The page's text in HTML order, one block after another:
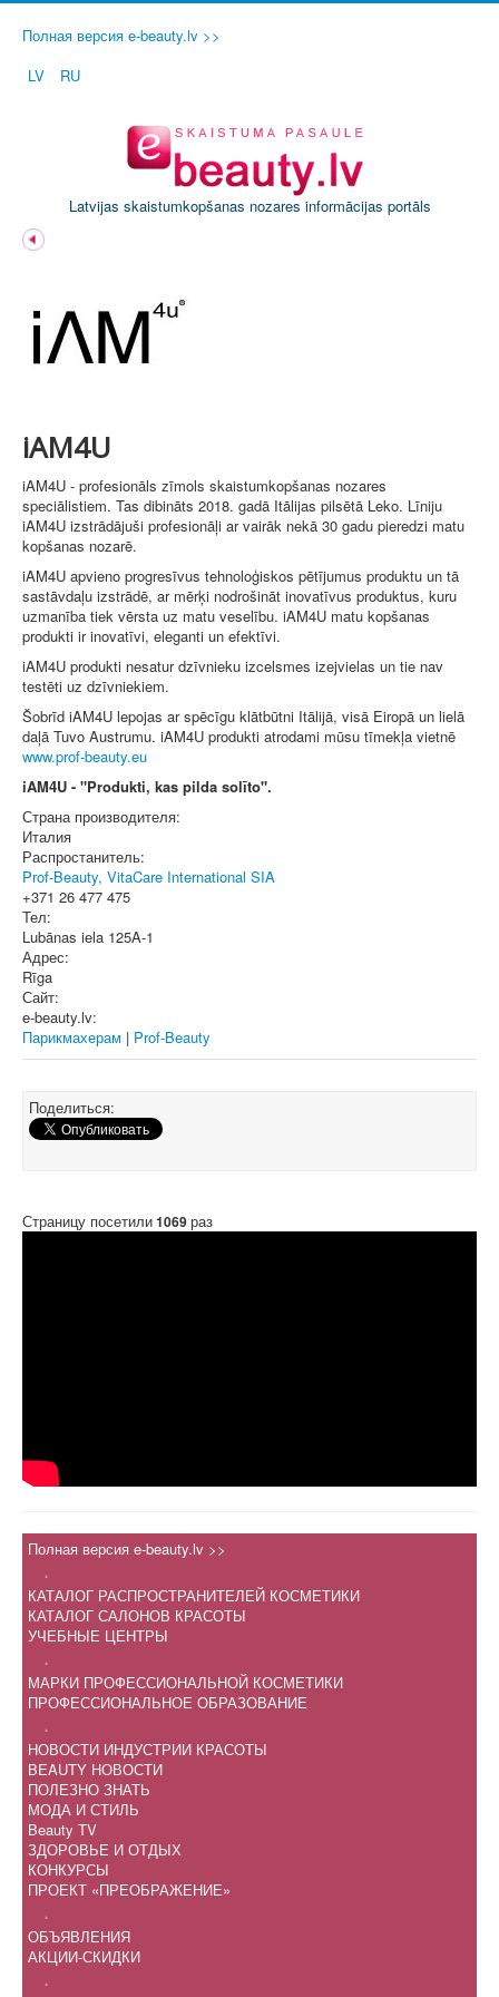
Полная версия e-beauty.lv >>
LV
RU
Latvijas skaistumkopšanas nozares informācijas portāls
iAM4U
iAM4U - profesionāls zīmols skaistumkopšanas nozares
speciālistiem. Tas dibināts 2018. gadā Itālijas pilsētā Leko. Līniju
iAM4U izstrādājuši profesionāļi ar vairāk nekā 30 gadu pieredzi matu
kopšanas nozarē.
iAM4U apvieno progresīvus tehnoloģiskos pētījumus produktu un tā
sastāvdaļu izstrādē, ar mērķi nodrošināt inovatīvus produktus, kuru
uzmanība tiek vērsta uz matu veselību. iAM4U matu kopšanas
produkti ir inovatīvi, eleganti un efektīvi.
iAM4U produkti nesatur dzīvnieku izcelsmes izejvielas un tie nav
testēti uz dzīvniekiem.
Šobrīd iAM4U lepojas ar spēcīgu klātbūtni Itālijā, visā Eiropā un lielā
daļā Tuvo Austrumu. iAM4U produkti atrodami mūsu tīmekļa vietnē
www.prof-beauty.eu
iAM4U - "Produkti, kas pilda solīto".
Страна производителя:
Италия
Распростанитель:
Prof-Beauty, VitaCare International SIA
+371 26 477 475
Тел:
Lubānas iela 125A-1
Адрес:
Rīga
Сайт:
e-beauty.lv:
Парикмахерам | Prof-Beauty
Поделиться:
Страницу посетили1069раз
Полная версия e-beauty.lv >>
.
КАТАЛОГ РАСПРОСТРАНИТЕЛЕЙ КОСМЕТИКИ
КАТАЛОГ САЛОНОВ КРАСОТЫ
УЧЕБНЫЕ ЦЕНТРЫ
.
МАРКИ ПРОФЕССИОНАЛЬНОЙ КОСМЕТИКИ
ПРОФЕССИОНАЛЬНОЕ ОБРАЗОВАНИЕ
.
НОВОСТИ ИНДУСТРИИ КРАСОТЫ
BEAUTY НОВОСТИ
ПОЛЕЗНО ЗНАТЬ
МОДА И СТИЛЬ
Beauty TV
ЗДОРОВЬЕ И ОТДЫХ
КОНКУРСЫ
ПРОЕКТ «ПРЕОБРАЖЕНИЕ»
.
ОБЪЯВЛЕНИЯ
АКЦИИ-СКИДКИ
.